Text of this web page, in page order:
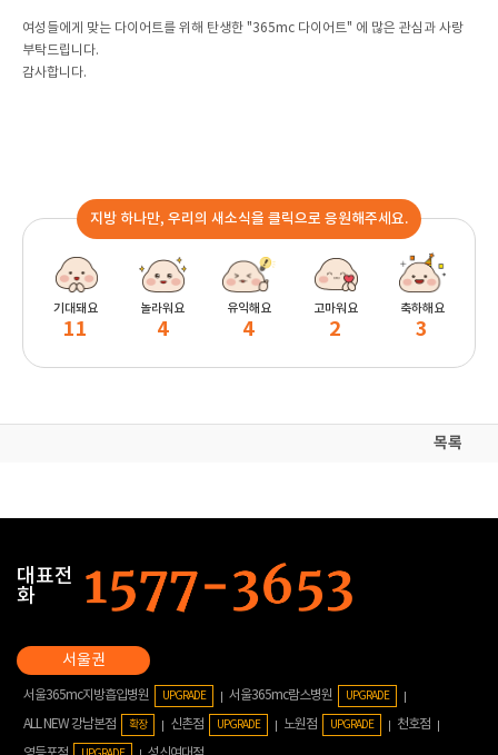
여성들에게 맞는 다이어트를 위해 탄생한 "365mc 다이어트" 에 많은 관심과 사랑
부탁드립니다.
감사합니다.
지방 하나만, 우리의 새소식을 클릭으로 응원해주세요.
기대돼요
11
놀라워요
4
유익해요
4
고마워요
2
축하해요
3
목록
대표전
화
서울365mc지방흡입병원 UPGRADE 서울365mc람스병원 UPGRADE
ALL NEW 강남본점 확장 신촌점 UPGRADE 노원점 UPGRADE
천호점